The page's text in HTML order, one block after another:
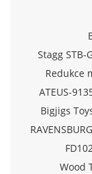
Stagg
Redukce
ATEUS-
Bigjigs
TVI/AHD/
Wood